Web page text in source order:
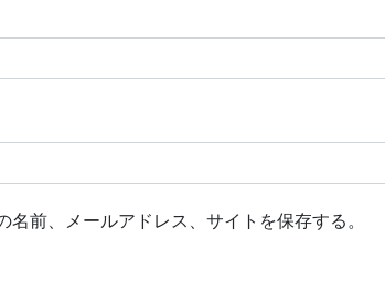
前、メールアドレス、サイトを保存する。